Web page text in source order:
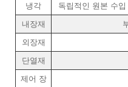
냉각
독립적인 원본 수
내장재
외장재
단열재
제어 장